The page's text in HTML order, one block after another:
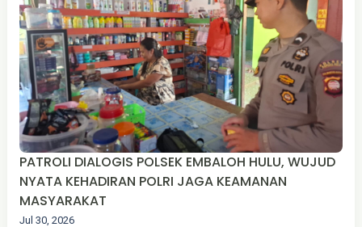
PATROLI DIALOGIS POLSEK EMBALOH HULU, WUJUD
NYATA KEHADIRAN POLRI JAGA KEAMANAN
MASYARAKAT
Jul 30, 2026